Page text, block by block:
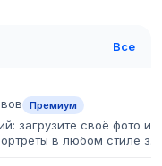
Все
Премиум
загрузите своё фото и
в любом стиле за